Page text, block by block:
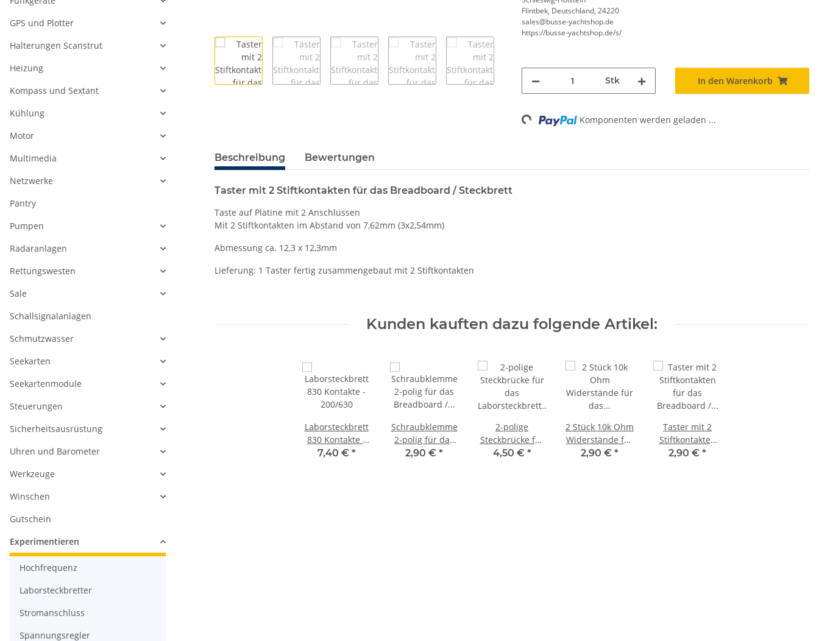
Flintbek, Deutschland, 24220
sales@busse-yachtshop.de
https://busse-yachtshop.de/s/
Stk In den Warenkorb
Loading... Komponenten werden geladen ...
Beschreibung Bewertungen
Taster mit 2 Stiftkontakten für das Breadboard / Steckbrett
Taste auf Platine mit 2 Anschlüssen
Mit 2 Stiftkontakten im Abstand von 7,62mm (3x2,54mm)
Abmessung ca. 12,3 x 12,3mm
Lieferung: 1 Taster fertig zusammengebaut mit 2 Stiftkontakten
Kunden kauften dazu folgende Artikel:
Laborsteckbrett
830 Kontakte -
200/630
7,40 € *
Schraubklemme
2-polig für das
Breadboard /
2,90 € *
2-polige
Steckbrücke für
das
4,50 € *
2 Stück 10k Ohm
Widerstände für
das Breadboard
2,90 € *
Taster mit 2
Stiftkontakten
für das
2,90 € *
GPS und Plotter
Halterungen Scanstrut
Heizung
Kompass und Sextant
Kühlung
Motor
Multimedia
Netzwerke
Pantry
Pumpen
Radaranlagen
Rettungswesten
Sale
Schallsignalanlagen
Schmutzwasser
Seekarten
Seekartenmodule
Steuerungen
Sicherheitsausrüstung
Uhren und Barometer
Werkzeuge
Winschen
Gutschein
Experimentieren
Hochfrequenz
Laborsteckbretter
Stromanschluss
Spannungsregler